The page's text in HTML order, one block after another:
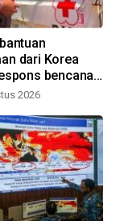
dari Korea
bencana
2026